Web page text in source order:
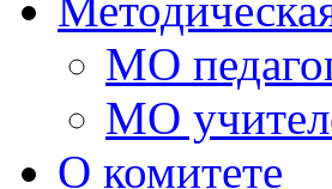
МО
МО
О комитете